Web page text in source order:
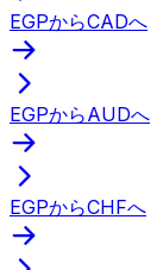
EGPからCADへ
EGPからAUDへ
EGPからCHFへ